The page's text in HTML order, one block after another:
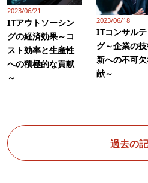
2023/06/21
ITアウトソーシン
グの経済効果～コ
スト効率と生産性
への積極的な貢献
～
2023/06/18
ITコンサル
グ～企業の
新への不可
献～
過去の